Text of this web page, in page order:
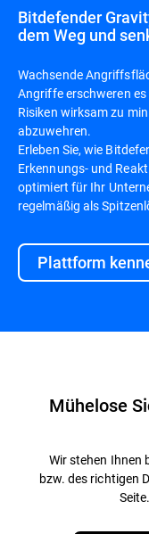
Bitdefender
dem Weg und
Wachsende
Angriffe erschweren
Risiken wirksam zu
abzuwehren.
Erleben Sie, wie
Erkennungs- und
optimiert für Ihr
regelmäßig als
Plattform
Mühelose
Wir stehen Ihnen
bzw. des richtigen